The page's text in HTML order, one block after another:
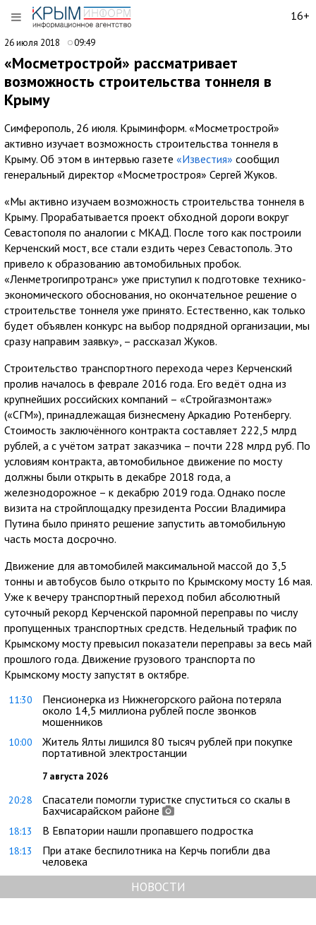
16+
26 июля 2018 09:49
«Мосметрострой» рассматривает
возможность строительства тоннеля в
Крыму
Симферополь, 26 июля. Крыминформ. «Мосметрострой»
активно изучает возможность строительства тоннеля в
Крыму. Об этом в интервью газете «Известия» сообщил
генеральный директор «Мосметростроя» Сергей Жуков.
«Мы активно изучаем возможность строительства тоннеля в
Крыму. Прорабатывается проект обходной дороги вокруг
Севастополя по аналогии с МКАД. После того как построили
Керченский мост, все стали ездить через Севастополь. Это
привело к образованию автомобильных пробок.
«Ленметрогипротранс» уже приступил к подготовке технико-
экономического обоснования, но окончательное решение о
строительстве тоннеля уже принято. Естественно, как только
будет объявлен конкурс на выбор подрядной организации, мы
сразу направим заявку», – рассказал Жуков.
Строительство транспортного перехода через Керченский
пролив началось в феврале 2016 года. Его ведёт одна из
крупнейших российских компаний – «Стройгазмонтаж»
(«СГМ»), принадлежащая бизнесмену Аркадию Ротенбергу.
Стоимость заключённого контракта составляет 222,5 млрд
рублей, а с учётом затрат заказчика – почти 228 млрд руб. По
условиям контракта, автомобильное движение по мосту
должны были открыть в декабре 2018 года, а
железнодорожное – к декабрю 2019 года. Однако после
визита на стройплощадку президента России Владимира
Путина было принято решение запустить автомобильную
часть моста досрочно.
Движение для автомобилей максимальной массой до 3,5
тонны и автобусов было открыто по Крымскому мосту 16 мая.
Уже к вечеру транспортный переход побил абсолютный
суточный рекорд Керченской паромной переправы по числу
пропущенных транспортных средств. Недельный трафик по
Крымскому мосту превысил показатели переправы за весь май
прошлого года. Движение грузового транспорта по
Крымскому мосту запустят в октябре.
11:30
Пенсионерка из Нижнегорского района потеряла
около 14,5 миллиона рублей после звонков
мошенников
10:00
Житель Ялты лишился 80 тысяч рублей при покупке
портативной электростанции
7 августа 2026
20:28
Спасатели помогли туристке спуститься со скалы в
Бахчисарайском районе
18:13 В Евпатории нашли пропавшего подростка
18:13
При атаке беспилотника на Керчь погибли два
человека
НОВОСТИ